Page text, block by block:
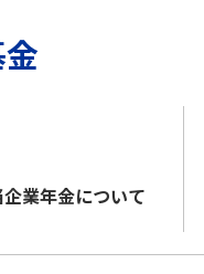
企業年金について